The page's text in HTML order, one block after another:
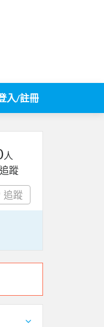
入/註冊
人
蹤
追蹤